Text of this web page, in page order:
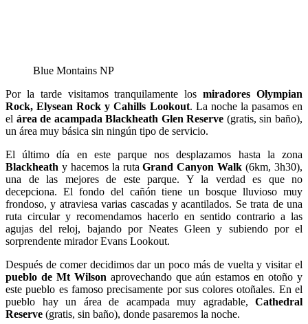
Blue Montains NP
Por la tarde visitamos tranquilamente losmiradores Olympian
Rock, Elysean Rock y Cahills Lookout. La noche la pasamos en
el área de acampada Blackheath Glen Reserve (gratis, sin baño),
un área muy básica sin ningún tipo de servicio.
El último día en este parque nos desplazamos hasta la zona
Blackheath y hacemos la rutaGrand Canyon Walk (6km, 3h30),
una de las mejores de este parque. Y la verdad es que no
decepciona. El fondo del cañón tiene un bosque lluvioso muy
frondoso, y atraviesa varias cascadas y acantilados. Se trata de una
ruta circular y recomendamos hacerlo en sentido contrario a las
agujas del reloj, bajando por Neates Gleen y subiendo por el
sorprendente mirador Evans Lookout.
Después de comer decidimos dar un poco más de vuelta y visitar el
pueblo de Mt Wilson aprovechando que aún estamos en otoño y
este pueblo es famoso precisamente por sus colores otoñales. En el
pueblo hay un área de acampada muy agradable, Cathedral
Reserve (gratis, sin baño), donde pasaremos la noche.